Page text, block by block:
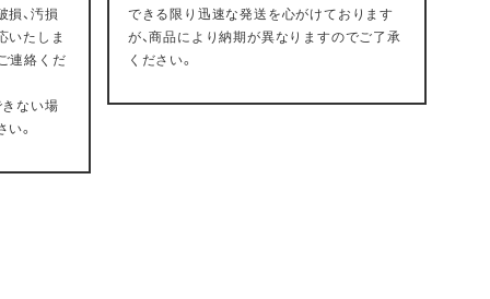
損、汚損
いたしま
連絡くだ
きない場
。
できる限り迅速な発送を心がけております
が、商品により納期が異なりますのでご了承
ください。